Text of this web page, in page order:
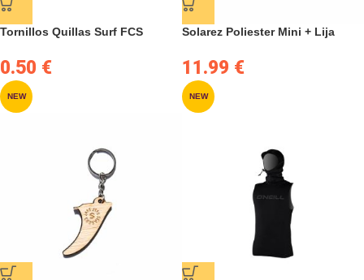
Tornillos Quillas Surf FCS
0.50 €
Solarez Poliester Mini + Lija
11.99 €
NEW NEW